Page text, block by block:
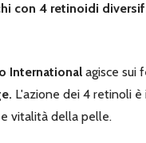
con 4 retinoidi
International agisce sui
L'azione dei 4 retinoli
vitalità della pelle.